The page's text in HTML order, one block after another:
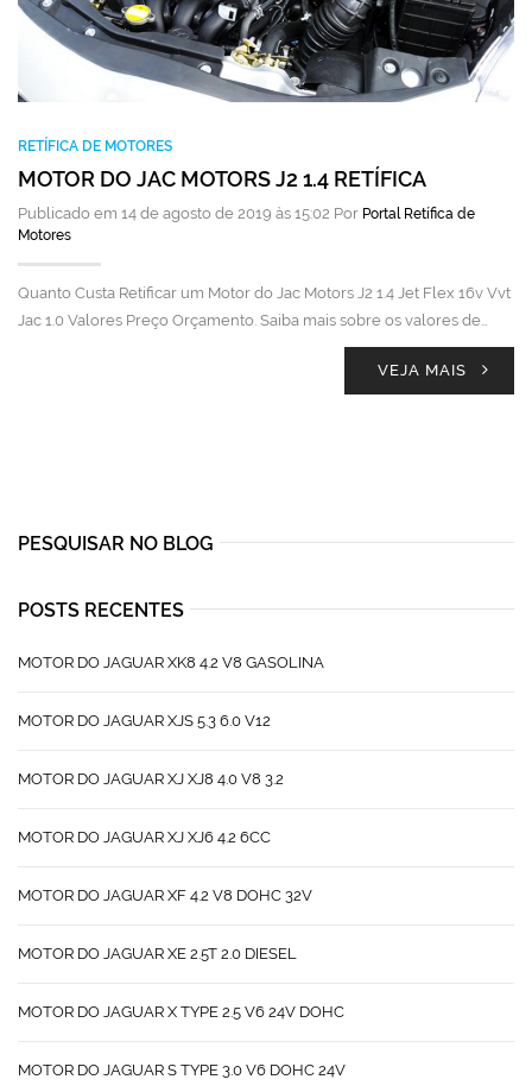
RETÍFICA DE MOTORES
MOTOR DO JAC MOTORS J2 1.4 RETÍFICA
Publicado em 14 de agosto de 2019 às 15:02 Por Portal Retífica de
Motores
Quanto Custa Retificar um Motor do Jac Motors J2 1.4 Jet Flex 16v Vvt
Jac 1.0 Valores Preço Orçamento. Saiba mais sobre os valores de…
VEJA MAIS
PESQUISAR NO BLOG
POSTS RECENTES
MOTOR DO JAGUAR XK8 4.2 V8 GASOLINA
MOTOR DO JAGUAR XJS 5.3 6.0 V12
MOTOR DO JAGUAR XJ XJ8 4.0 V8 3.2
MOTOR DO JAGUAR XJ XJ6 4.2 6CC
MOTOR DO JAGUAR XF 4.2 V8 DOHC 32V
MOTOR DO JAGUAR XE 2.5T 2.0 DIESEL
MOTOR DO JAGUAR X TYPE 2.5 V6 24V DOHC
MOTOR DO JAGUAR S TYPE 3.0 V6 DOHC 24V